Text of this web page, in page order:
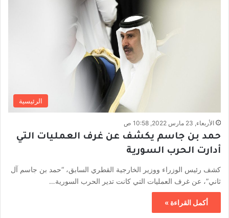
الرئيسية
الأربعاء, 23 مارس 2022, 10:58 ص
حمد بن جاسم يكشف عن غرف العمليات التي
أدارت الحرب السورية
كشف رئيس الوزراء ووزير الخارجية القطري السابق، “حمد بن جاسم آل
ثاني”، عن غرف العمليات التي كانت تدير الحرب السورية…
أكمل القراءة »